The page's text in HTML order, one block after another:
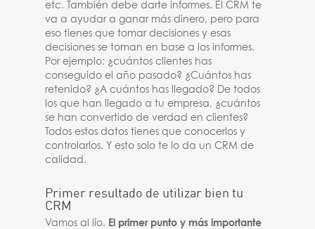
etc. También debe darte informes. El CRM te
va a ayudar a ganar más dinero, pero para
eso tienes que tomar decisiones y esas
decisiones se toman en base a los informes.
Por ejemplo: ¿cuántos clientes has
conseguido el año pasado? ¿Cuántos has
retenido? ¿A cuántos has llegado? De todos
los que han llegado a tu empresa, ¿cuántos
se han convertido de verdad en clientes?
Todos estos datos tienes que conocerlos y
controlarlos. Y esto solo te lo da un CRM de
calidad.
Primer resultado de utilizar bien tu
CRM
Vamos al lío. El primer punto y más importante